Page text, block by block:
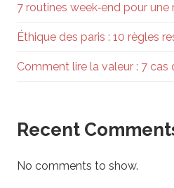
7 routines week‑end pour
Éthique des paris : 10 règles
Comment lire la valeur : 7 cas
Recent
No comments to show.